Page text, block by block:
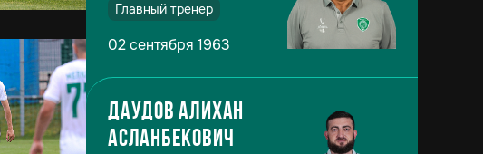
Главный тренер
02 сентября 1963
Даудов Алихан
Асланбекович